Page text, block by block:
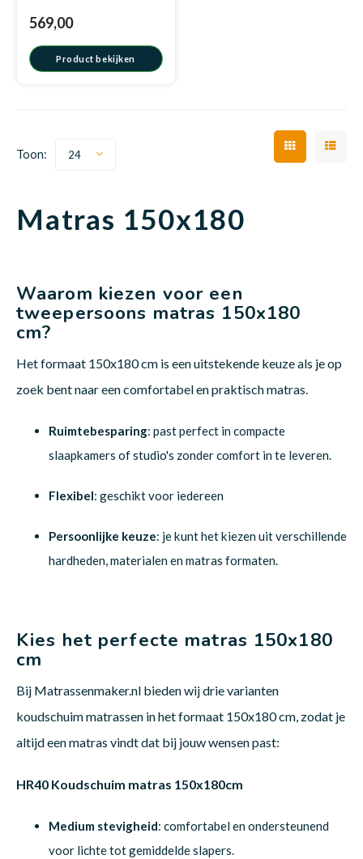
569,00
Product bekijken
Toon: 24
Matras 150x180
Waarom kiezen voor een
tweepersoons matras 150x180
cm?
Het formaat 150x180 cm is een uitstekende keuze als je op
zoek bent naar een comfortabel en praktisch matras.
Ruimtebesparing: past perfect in compacte
slaapkamers of studio's zonder comfort in te leveren.
Flexibel: geschikt voor iedereen
Persoonlijke keuze: je kunt het kiezen uit verschillende
hardheden, materialen en matras formaten.
Kies het perfecte matras 150x180
cm
Bij Matrassenmaker.nl bieden wij drie varianten
koudschuim matrassen in het formaat 150x180 cm, zodat je
altijd een matras vindt dat bij jouw wensen past:
HR40 Koudschuim matras 150x180cm
Medium stevigheid: comfortabel en ondersteunend
voor lichte tot gemiddelde slapers.